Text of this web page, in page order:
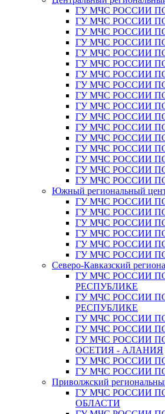
ГУ МЧС РОССИИ
ГУ МЧС РОССИИ
ГУ МЧС РОССИИ
ГУ МЧС РОССИИ
ГУ МЧС РОССИИ
ГУ МЧС РОССИИ
ГУ МЧС РОССИИ
ГУ МЧС РОССИИ
ГУ МЧС РОССИИ
ГУ МЧС РОССИИ
ГУ МЧС РОССИИ
ГУ МЧС РОССИИ
ГУ МЧС РОССИИ
ГУ МЧС РОССИИ
ГУ МЧС РОССИИ
ГУ МЧС РОССИИ
ГУ МЧС РОССИИ
Южный региональный
ГУ МЧС РОССИИ
ГУ МЧС РОССИИ
ГУ МЧС РОССИИ
ГУ МЧС РОССИИ
ГУ МЧС РОССИИ
ГУ МЧС РОССИИ
Северо-Кавказский
ГУ МЧС РОССИИ
РЕСПУБЛИКЕ
ГУ МЧС РОССИИ
РЕСПУБЛИКЕ
ГУ МЧС РОССИИ
ГУ МЧС РОССИИ
ГУ МЧС РОССИИ
ОСЕТИЯ - АЛАНИЯ
ГУ МЧС РОССИИ
ГУ МЧС РОССИИ
Приволжский
ГУ МЧС РОССИИ
ОБЛАСТИ